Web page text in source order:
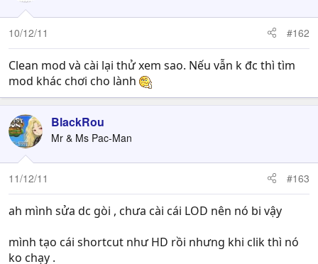
10/12/11 #162
Clean mod và cài lại thử xem sao. Nếu vẫn k đc thì tìm
mod khác chơi cho lành
BlackRou
Mr & Ms Pac-Man
11/12/11 #163
ah mình sửa dc gòi , chưa cài cái LOD nên nó bi vậy
mình tạo cái shortcut như HD rồi nhưng khi clik thì nó
ko chạy .